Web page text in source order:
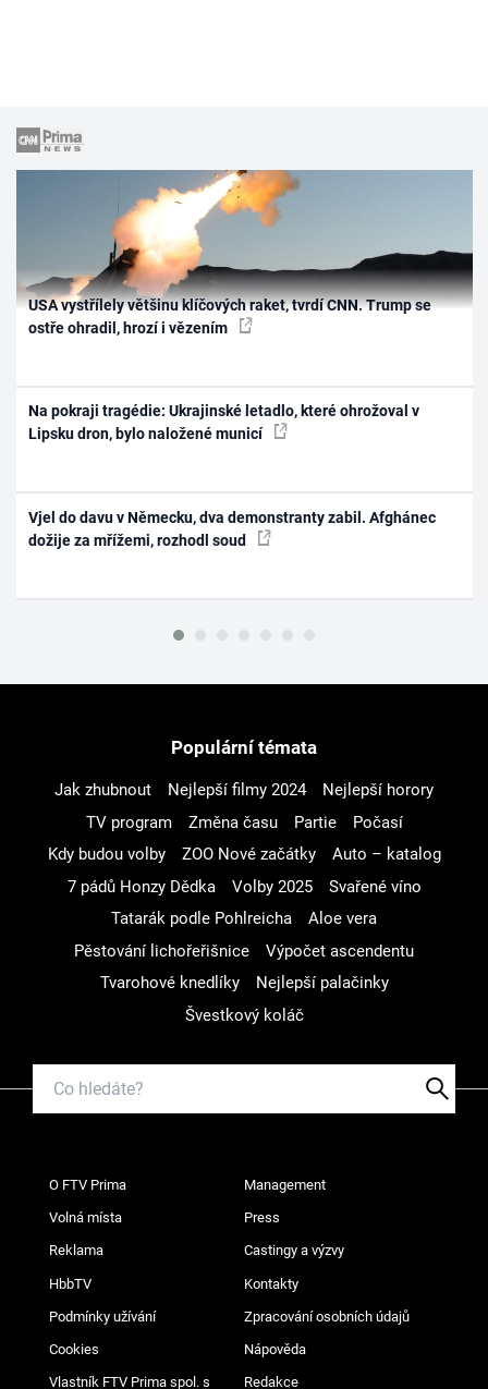
USA vystřílely většinu klíčových raket, tvrdí CNN. Trump se
ostře ohradil, hrozí i vězením
Na pokraji tragédie: Ukrajinské letadlo, které ohrožoval v
Lipsku dron, bylo naložené municí
Vjel do davu v Německu, dva demonstranty zabil. Afghánec
dožije za mřížemi, rozhodl soud
Populární témata
Jak zhubnout Nejlepší filmy 2024
Nejlepší horory
TV program
Změna času Partie
Počasí
Kdy budou volby
ZOO Nové začátky
Auto – katalog
7 pádů Honzy Dědka
Volby 2025
Svařené víno
Tatarák podle Pohlreicha
Aloe vera
Pěstování lichořeřišnice
Výpočet ascendentu
Tvarohové knedlíky
Nejlepší palačinky
Švestkový koláč
O FTV Prima Management
Volná místa Press
Reklama Castingy a výzvy
HbbTV Kontakty
Podmínky užívání Zpracování osobních údajů
Cookies Nápověda
Vlastník FTV Prima spol. s Redakce